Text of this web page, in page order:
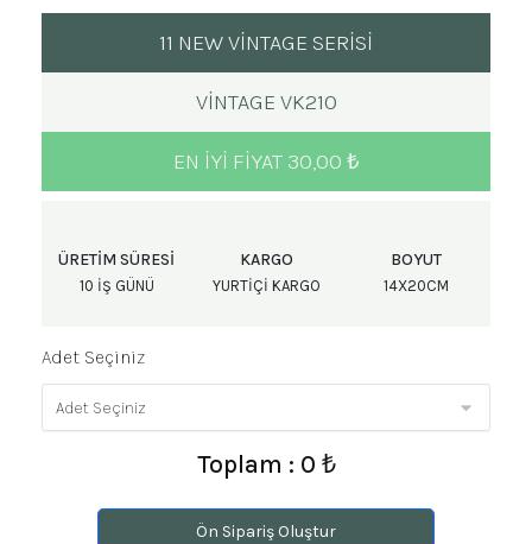
11 NEW VİNTAGE SERİSİ
VINTAGE VK210
EN IYI FIYAT 30,00 ₺
ÜRETIM SÜRESI
10 IŞ GÜNÜ
KARGO
YURTIÇI KARGO
BOYUT
14X20CM
Adet Seçiniz
Toplam : 0 ₺
Ön Sipariş Oluştur